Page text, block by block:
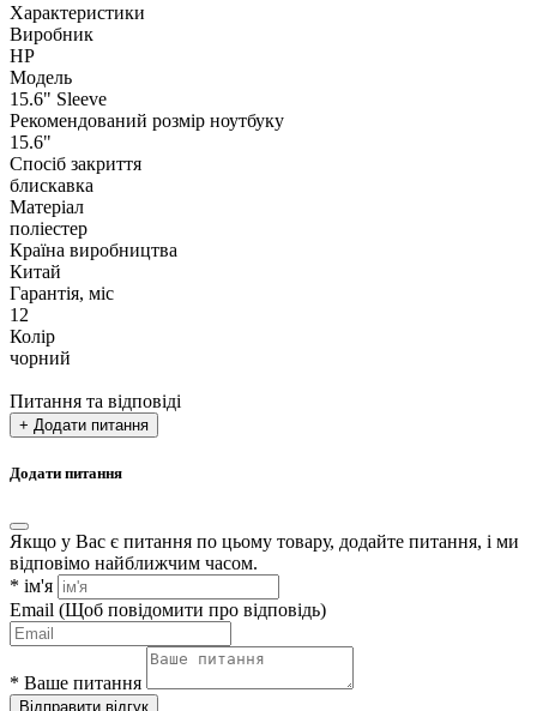
Характеристики
Виробник
HP
Модель
15.6" Sleeve
Рекомендований розмір ноутбуку
15.6"
Спосіб закриття
блискавка
Матеріал
поліестер
Країна виробництва
Китай
Гарантія, міс
12
Колір
чорний
Питання та відповіді
+ Додати питання
Додати питання
Якщо у Вас є питання по цьому товару, додайте питання, і ми
відповімо найближчим часом.
* ім'я
Email (Щоб повідомити про відповідь)
* Ваше питання
Відправити відгук